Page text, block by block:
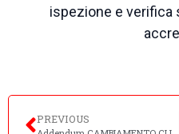
ispezione e verifica
PREVIOUS